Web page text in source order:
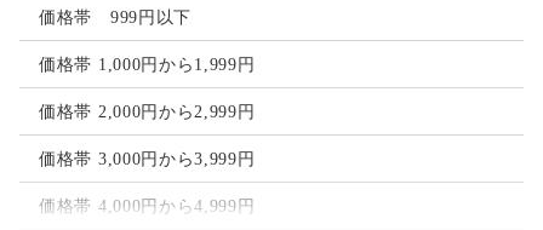
ヘアアクセサリー
ヘアクリップ
ヘアゴム
ゴルフマーカー
価格帯 999円以下
価格帯 1,000円から1,999円
価格帯 2,000円から2,999円
価格帯 3,000円から3,999円
価格帯 4,000円から4,999円